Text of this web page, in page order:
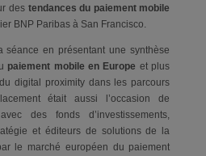
des tendances du paiement mobile
BNP Paribas à San Francisco.
séance en présentant une synthèse
paiement mobile en Europe et plus
digital proximity dans les parcours
était aussi l’occasion de
des fonds d’investissements,
et éditeurs de solutions de la
le marché européen du paiement